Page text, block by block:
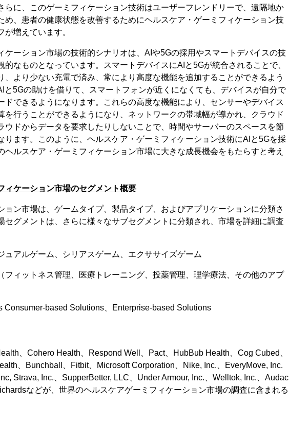
らに、このゲーミフィケーション技術はユーザーフレンドリーで、遠隔地か
め、患者の健康状態を改善するためにヘルスケア・ゲーミフィケーション技
増えています。
ケーション市場の技術的シナリオは、AIや5Gの採用やスマートデバイスの技
なものとなっています。スマートデバイスにAIと5Gが統合されることで、
、より少ない充電で済み、常により高度な機能を追加することができるよう
と5Gの助けを借りて、スマートフォンが近くになくても、デバイスが自分で
ドできるようになります。これらの高度な機能により、センサーやデバイス
を行うことができるようになり、ネットワークの帯域幅が導かれ、クラウド
ウドからデータを要求したりしないことで、時間やサーバーのスペースを節
ります。このように、ヘルスケア・ゲーミフィケーション技術にAIと5Gを採
ヘルスケア・ゲーミフィケーション市場に大きな成長機会をもたらすと考え
ィケーション市場のセグメント概要
ョン市場は、ゲームタイプ、製品タイプ、およびアプリケーションに分類さ
セグメントは、さらに様々なサブセグメントに分類され、市場を詳細に調査
ュアルゲーム、シリアスゲーム、エクササイズゲーム
フィットネス管理、医療トレーニング、投薬管理、理学療法、その他のアプ
Consumer-based Solutions、Enterprise-based Solutions
、Cohero Health、Respond Well、Pact、HubBub Health、Cog Cubed、
、Bunchball、Fitbit、Microsoft Corporation、Nike, Inc.、EveryMove, Inc.
Strava, Inc.、SupperBetter, LLC、Under Armour, Inc.、Welltok, Inc.、Audac
などが、世界のヘルスケアゲーミフィケーション市場の調査に含まれる